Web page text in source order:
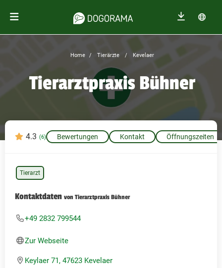
Home Tierärzte Kevelaer
Tierarztpraxis Bühner
4.3 (6) Bewertungen Kontakt Öffnungszeiten
Tierarzt
Kontaktdaten von Tierarztpraxis Bühner
+49 2832 799544
Zur Webseite
Keylaer 71, 47623 Kevelaer